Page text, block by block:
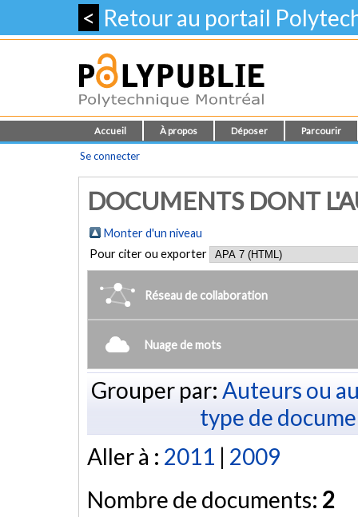
< Retour au portail
Accueil À propos Déposer Parcourir
Se connecter
DOCUMENTS DONT
Monter d'un niveau
Pour citer ou exporter
Réseau de collaboration
Nuage de mots
Grouper par: Auteurs ou
type de
Aller à : 2011 | 2009
Nombre de documents: 2